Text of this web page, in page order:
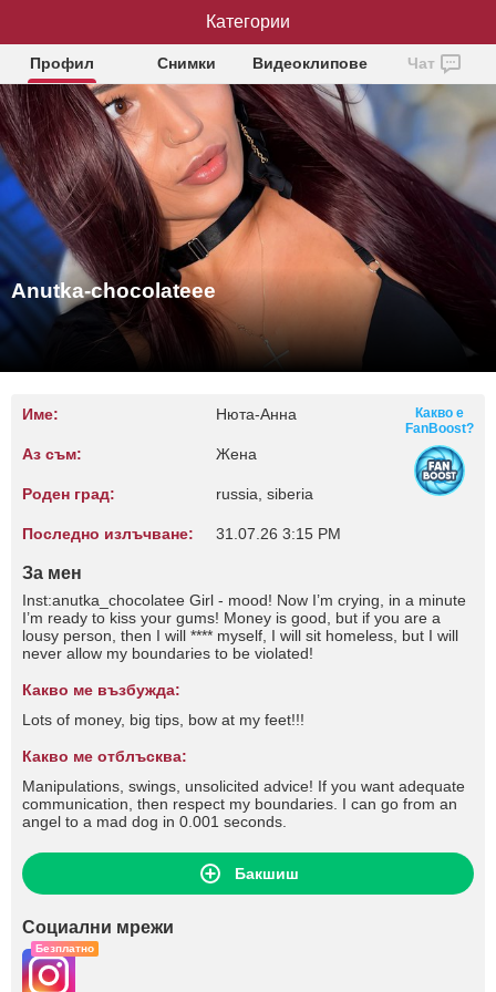
Anutka-chocolateee
Профил Снимки Видеоклипове Чат
Anutka-chocolateee
Име: Нюта-Анна
Аз съм: Жена
Роден град: russia, siberia
Последно излъчване: 31.07.26 3:15 PM
Какво е
FanBoost?
За мен
Inst:anutka_chocolatee Girl - mood! Now I’m crying, in a minute
I’m ready to kiss your gums! Money is good, but if you are a
lousy person, then I will **** myself, I will sit homeless, but I will
never allow my boundaries to be violated!
Какво ме възбужда:
Lots of money, big tips, bow at my feet!!!
Какво ме отблъсква:
Manipulations, swings, unsolicited advice! If you want adequate
communication, then respect my boundaries. I can go from an
angel to a mad dog in 0.001 seconds.
Бакшиш
Социални мрежи
Безплатно
Категории